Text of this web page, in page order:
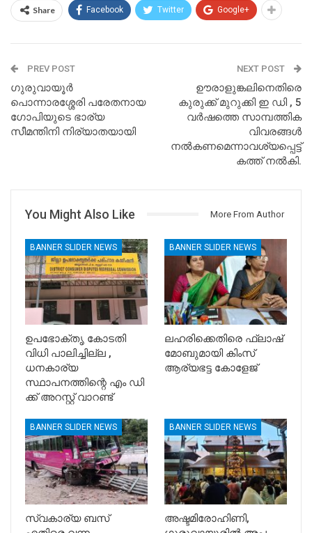
Share Facebook Twitter Google+
PREV POST
ഗുരുവായൂർ
പൊന്നാരശ്ശേരി പരേതനായ
ഗോപിയുടെ ഭാര്യ
സീമന്തിനി നിര്യാതയായി
NEXT POST
ഊരാളുങ്കലിനെതിരെ
കുരുക്ക് മുറുക്കി ഇ ഡി , 5
വർഷത്തെ സാമ്പത്തിക
വിവരങ്ങൾ
നൽകണമെന്നാവശ്യപ്പെട്ട്
കത്ത് നൽകി.
You Might Also Like More From Author
BANNER SLIDER NEWS
ഉപഭോക്തൃ കോടതി
വിധി പാലിച്ചില്ല ,
ധനകാര്യ
സ്ഥാപനത്തിന്റെ എം ഡി
ക്ക് അറസ്റ്റ് വാറണ്ട്
BANNER SLIDER NEWS
ലഹരിക്കെതിരെ ഫ്ലാഷ്
മോബുമായി കിംസ്
ആര്യഭട്ട കോളേജ്
BANNER SLIDER NEWS
സ്വകാര്യ ബസ്
BANNER SLIDER NEWS
അഷ്ടമിരോഹിണി,